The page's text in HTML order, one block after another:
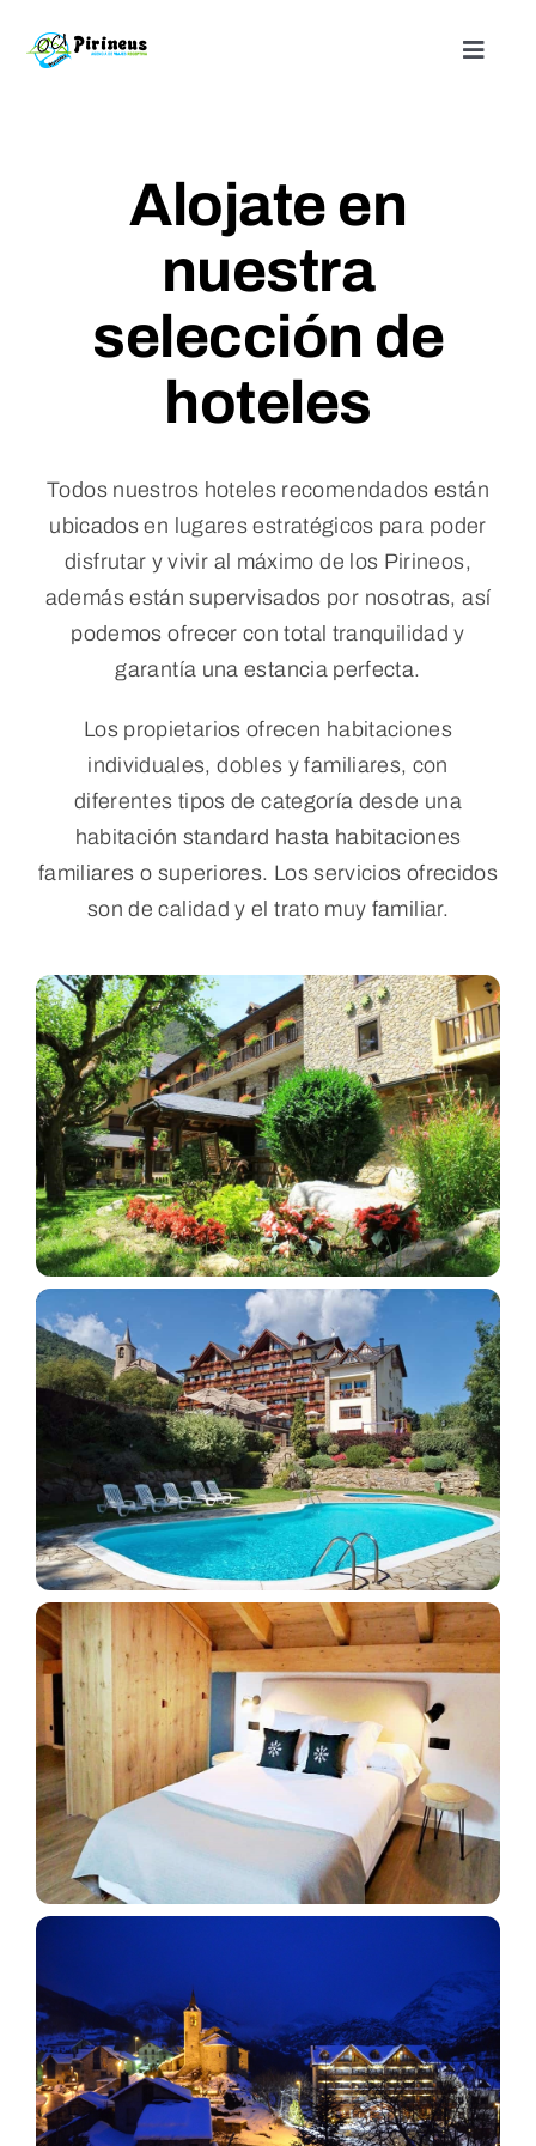
Toggle
Nuestros alojamientos
¿Quienes somos?
Reservar
WooCommerce Cart
Alojate en
nuestra
selección de
hoteles
Todos nuestros hoteles recomendados están
ubicados en lugares estratégicos para poder
disfrutar y vivir al máximo de los Pirineos,
además están supervisados por nosotras, así
podemos ofrecer con total tranquilidad y
garantía una estancia perfecta.
Los propietarios ofrecen habitaciones
individuales, dobles y familiares, con
diferentes tipos de categoría desde una
habitación standard hasta habitaciones
familiares o superiores. Los servicios ofrecidos
son de calidad y el trato muy familiar.